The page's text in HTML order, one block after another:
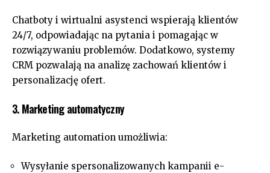
Chatboty i wirtualni asystenci wspierają klientów
24/7, odpowiadając na pytania i pomagając w
rozwiązywaniu problemów. Dodatkowo, systemy
CRM pozwalają na analizę zachowań klientów i
personalizację ofert.
3. Marketing automatyczny
Marketing automation umożliwia:
Wysyłanie spersonalizowanych kampanii e-